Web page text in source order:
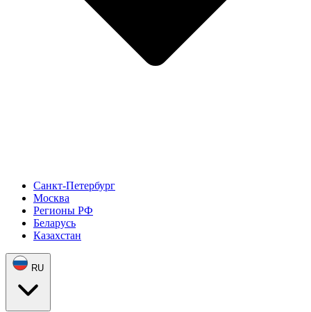
Санкт-Петербург
Москва
Регионы РФ
Беларусь
Казахстан
RU